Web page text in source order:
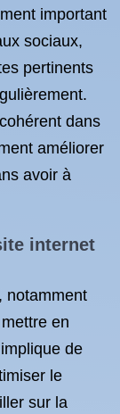
important
sociaux,
pertinents
dans
améliorer
avoir à
internet
notamment
en
de
le
sur la